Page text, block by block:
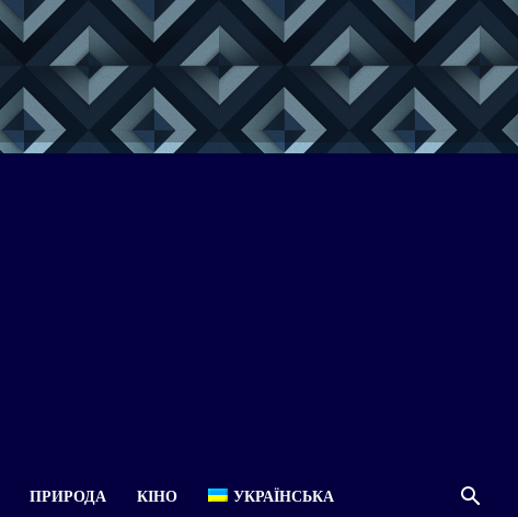
ПРИРОДА КІНО УКРАЇНСЬКА